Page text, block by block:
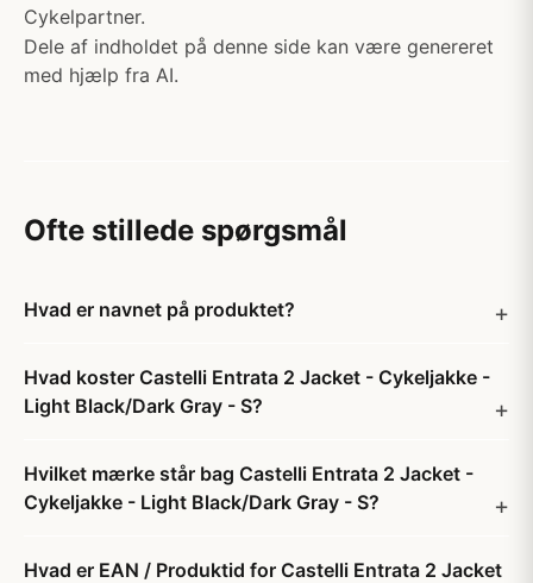
Cykelpartner.
Dele af indholdet på denne side kan være genereret
med hjælp fra AI.
Ofte stillede spørgsmål
Hvad er navnet på produktet?
Hvad koster Castelli Entrata 2 Jacket - Cykeljakke -
Light Black/Dark Gray - S?
Hvilket mærke står bag Castelli Entrata 2 Jacket -
Cykeljakke - Light Black/Dark Gray - S?
Hvad er EAN / Produktid for Castelli Entrata 2 Jacket